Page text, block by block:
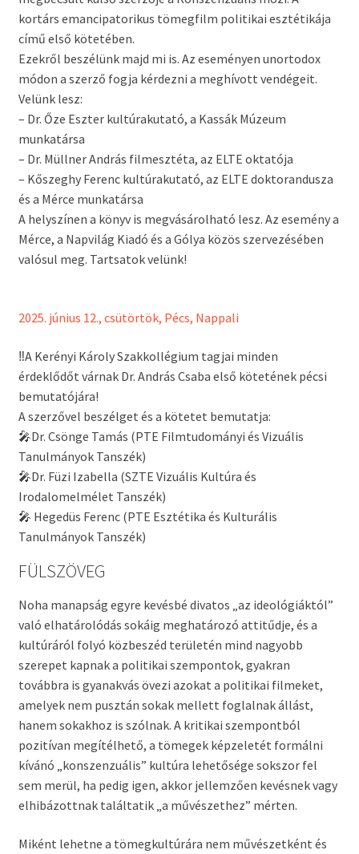
kortárs emancipatorikus tömegfilm politikai esztétikája
című első kötetében.
Ezekről beszélünk majd mi is. Az eseményen unortodox
módon a szerző fogja kérdezni a meghívott vendégeit.
Velünk lesz:
– Dr. Őze Eszter kultúrakutató, a Kassák Múzeum
munkatársa
– Dr. Müllner András filmesztéta, az ELTE oktatója
– Kőszeghy Ferenc kultúrakutató, az ELTE doktorandusza
és a Mérce munkatársa
A helyszínen a könyv is megvásárolható lesz. Az esemény a
Mérce, a Napvilág Kiadó és a Gólya közös szervezésében
valósul meg. Tartsatok velünk!
2025. június 12., csütörtök, Pécs, Nappali
‼️A Kerényi Károly Szakkollégium tagjai minden
érdeklődőt várnak Dr. András Csaba első kötetének pécsi
bemutatójára!
A szerzővel beszélget és a kötetet bemutatja:
🎤Dr. Csönge Tamás (PTE Filmtudományi és Vizuális
Tanulmányok Tanszék)
🎤Dr. Füzi Izabella (SZTE Vizuális Kultúra és
Irodalomelmélet Tanszék)
🎤 Hegedüs Ferenc (PTE Esztétika és Kulturális
Tanulmányok Tanszék)
FÜLSZÖVEG
Noha manapság egyre kevésbé divatos „az ideológiáktól”
való elhatárolódás sokáig meghatározó attitűdje, és a
kultúráról folyó közbeszéd területén mind nagyobb
szerepet kapnak a politikai szempontok, gyakran
továbbra is gyanakvás övezi azokat a politikai filmeket,
amelyek nem pusztán sokak mellett foglalnak állást,
hanem sokakhoz is szólnak. A kritikai szempontból
pozitívan megítélhető, a tömegek képzeletét formálni
kívánó „konszenzuális” kultúra lehetősége sokszor fel
sem merül, ha pedig igen, akkor jellemzően kevésnek vagy
elhibázottnak találtatik „a művészethez” mérten.
Miként lehetne a tömegkultúrára nem művészetként és